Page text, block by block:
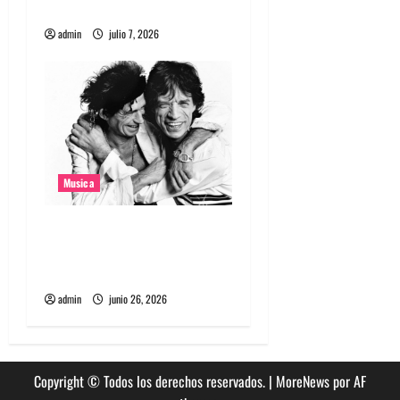
sadmin julio 7, 2026
Musica
admin junio 26, 2026
Copyright © Todos los derechos reservados. | MoreNewspor AF